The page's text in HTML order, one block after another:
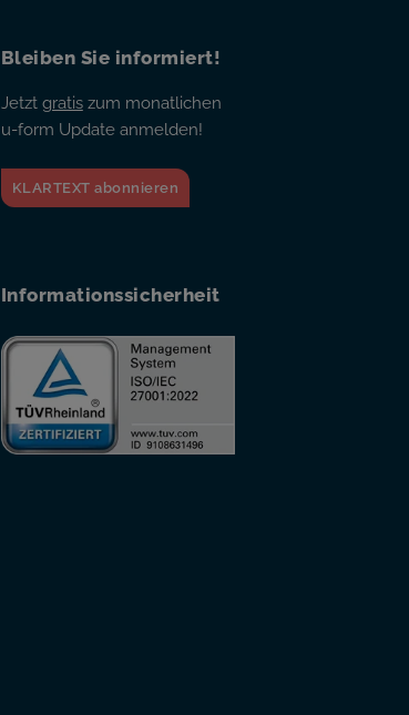
Bleiben Sie informiert!
Jetzt gratiszum monatlichen
u-form Update anmelden!
KLARTEXT abonnieren
Informationssicherheit